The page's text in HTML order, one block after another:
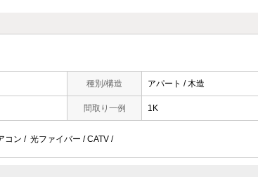
種別/構造 アパート / 木造
間取り一例 1K
コン / 光ファイバー / CATV /